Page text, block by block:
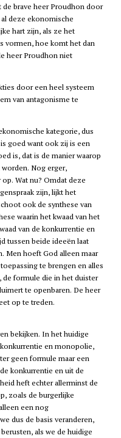
de brave heer Proudhon door
deze ekonomische
hart zijn, als ze het
vormen, hoe komt het dan
heer Proudhon niet
door een heel systeem
van antagonisme te
kategorie, dus
goed want ook zij is een
is, dat is de manier waarop
Nog erger,
Wat nu? Omdat deze
zijn, lijkt het
ook de synthese van
waarin het kwaad van het
van de konkurrentie en
tussen beide ideeën laat
Men hoeft God alleen maar
te brengen en alles
de formule die in het duister
te openbaren. De heer
op te treden.
bekijken. In het huidige
en monopolie,
geen formule maar een
konkurrentie en uit de
heft echter allerminst de
zoals de burgerlijke
een nog
dus de basis veranderen,
als we de huidige